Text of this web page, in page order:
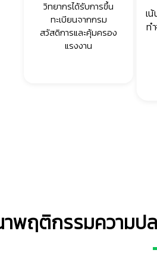
วิทยากรได้รับการขึ้น
ทะเบียนจากกรม
สวัสดิการและคุ้มครอง
แรงงาน
เ
ท
พฤติกรรมความป